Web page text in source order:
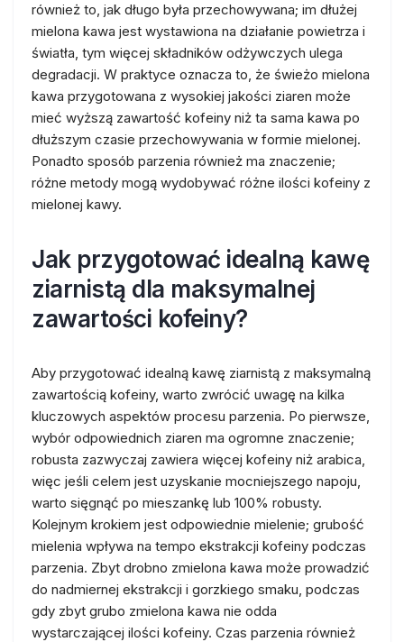
również to, jak długo była przechowywana; im dłużej
mielona kawa jest wystawiona na działanie powietrza i
światła, tym więcej składników odżywczych ulega
degradacji. W praktyce oznacza to, że świeżo mielona
kawa przygotowana z wysokiej jakości ziaren może
mieć wyższą zawartość kofeiny niż ta sama kawa po
dłuższym czasie przechowywania w formie mielonej.
Ponadto sposób parzenia również ma znaczenie;
różne metody mogą wydobywać różne ilości kofeiny z
mielonej kawy.
Jak przygotować idealną kawę
ziarnistą dla maksymalnej
zawartości kofeiny?
Aby przygotować idealną kawę ziarnistą z maksymalną
zawartością kofeiny, warto zwrócić uwagę na kilka
kluczowych aspektów procesu parzenia. Po pierwsze,
wybór odpowiednich ziaren ma ogromne znaczenie;
robusta zazwyczaj zawiera więcej kofeiny niż arabica,
więc jeśli celem jest uzyskanie mocniejszego napoju,
warto sięgnąć po mieszankę lub 100% robusty.
Kolejnym krokiem jest odpowiednie mielenie; grubość
mielenia wpływa na tempo ekstrakcji kofeiny podczas
parzenia. Zbyt drobno zmielona kawa może prowadzić
do nadmiernej ekstrakcji i gorzkiego smaku, podczas
gdy zbyt grubo zmielona kawa nie odda
wystarczającej ilości kofeiny. Czas parzenia również